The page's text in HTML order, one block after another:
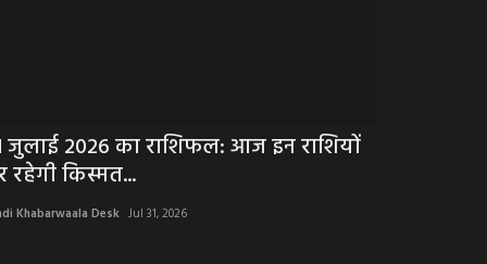
जुलाई 2026 का राशिफल: आज इन राशियों
रहेगी किस्मत...
Khabarwaala Desk Jul 31, 2026